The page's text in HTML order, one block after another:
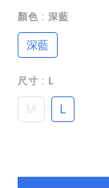
顏色 : 深藍
深藍
尺寸 : L
M L